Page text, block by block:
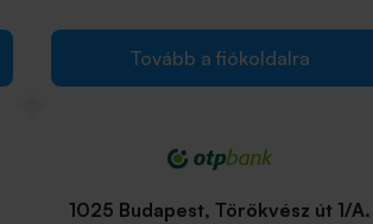
Tovább a fiókoldalra
1025 Budapest, Törökvész út 1/A.